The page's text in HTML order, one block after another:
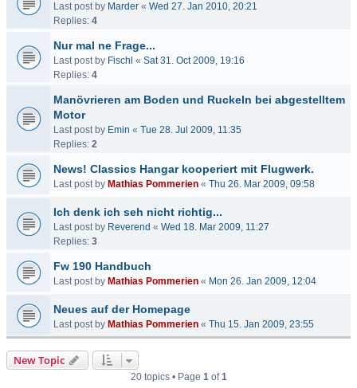
Last post by Marder « Wed 27. Jan 2010, 20:21
Replies: 4
Nur mal ne Frage...
Last post by Fischl « Sat 31. Oct 2009, 19:16
Replies: 4
Manövrieren am Boden und Ruckeln bei abgestelltem
Motor
Last post by Emin « Tue 28. Jul 2009, 11:35
Replies: 2
News! Classics Hangar kooperiert mit Flugwerk.
Last post by Mathias Pommerien « Thu 26. Mar 2009, 09:58
Ich denk ich seh nicht richtig...
Last post by Reverend « Wed 18. Mar 2009, 11:27
Replies: 3
Fw 190 Handbuch
Last post by Mathias Pommerien « Mon 26. Jan 2009, 12:04
Neues auf der Homepage
Last post by Mathias Pommerien « Thu 15. Jan 2009, 23:55
New Topic
20 topics • Page 1of1